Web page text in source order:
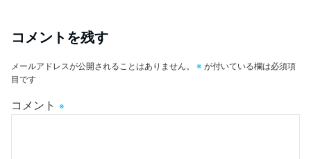
コメントを残す
メールアドレスが公開されることはありません。 ※ が付いている欄は必須項
目です
コメント ※